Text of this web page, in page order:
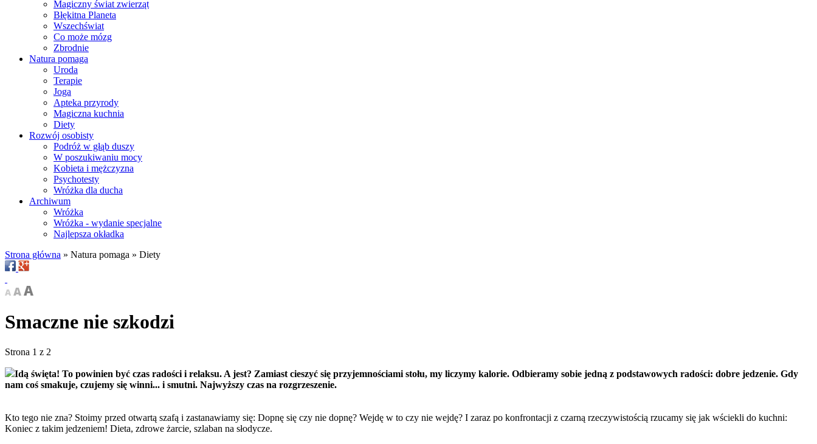
Magiczny świat zwierząt
Błękitna Planeta
Wszechświat
Co może mózg
Zbrodnie
Natura pomaga
Uroda
Terapie
Joga
Apteka przyrody
Magiczna kuchnia
Diety
Rozwój osobisty
Podróż w głąb duszy
W poszukiwaniu mocy
Kobieta i mężczyzna
Psychotesty
Wróżka dla ducha
Archiwum
Wróżka
Wróżka - wydanie specjalne
Najlepsza okładka
Strona główna » Natura pomaga » Diety
Smaczne nie szkodzi
Strona 1 z 2
Idą święta! To powinien być czas radości i relaksu. A jest? Zamiast cieszyć się przyjemnościami stołu, my liczymy kalorie. Odbieramy sobie jedną z podstawowych radości: dobre jedzenie. Gdy
nam coś smakuje, czujemy się winni... i smutni. Najwyższy czas na rozgrzeszenie.
Kto tego nie zna? Stoimy przed otwartą szafą i zastanawiamy się: Dopnę się czy nie dopnę? Wejdę w to czy nie wejdę? I zaraz po konfrontacji z czarną rzeczywistością rzucamy się jak wściekli do kuchni:
Koniec z takim jedzeniem! Dieta, zdrowe żarcie, szlaban na słodycze.